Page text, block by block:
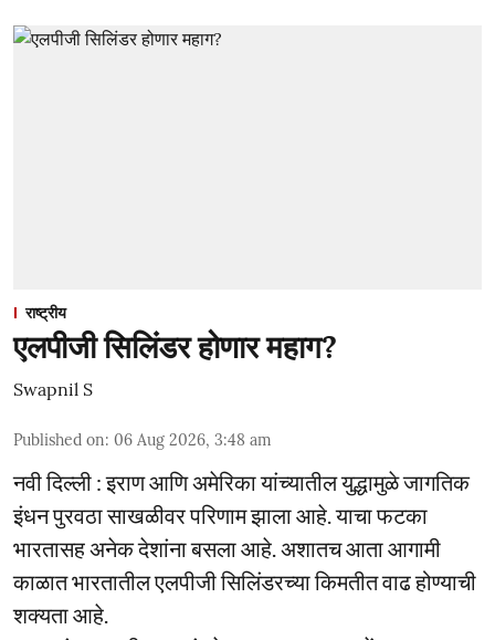
राष्ट्रीय
एलपीजी सिलिंडर होणार महाग?
Swapnil S
Published on: 06 Aug 2026, 3:48 am
नवी दिल्ली : इराण आणि अमेरिका यांच्यातील युद्धामुळे जागतिक
इंधन पुरवठा साखळीवर परिणाम झाला आहे. याचा फटका
भारतासह अनेक देशांना बसला आहे. अशातच आता आगामी
काळात भारतातील एलपीजी सिलिंडरच्या किमतीत वाढ होण्याची
शक्यता आहे.